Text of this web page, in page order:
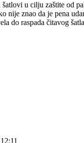
u cilju zaštite od
nije znao da je pena
do raspada čitavog